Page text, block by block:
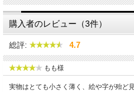
Diamond
-
カラット数
-
バチカンの大
外径：長さ：約5.0ミリ
生産国
日本
購入者のレビュー（3件）
総評: 4.7
もも様
実物はとても小さく薄く、絵や字が殆ど